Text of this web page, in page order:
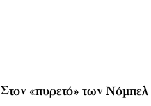
Στον «πυρετό» των Νόμπελ